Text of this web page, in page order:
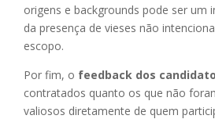
origens e backgrounds pode ser um
da presença de vieses não
escopo.
Por fim, o feedback dos
contratados quanto os que não
valiosos diretamente de quem